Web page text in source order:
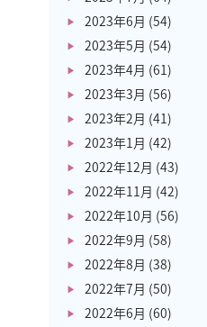
2023年6月 (54)
2023年5月 (54)
2023年4月 (61)
2023年3月 (56)
2023年2月 (41)
2023年1月 (42)
2022年12月 (43)
2022年11月 (42)
2022年10月 (56)
2022年9月 (58)
2022年8月 (38)
2022年7月 (50)
2022年6月 (60)